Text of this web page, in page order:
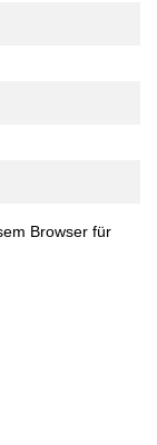
Browser für